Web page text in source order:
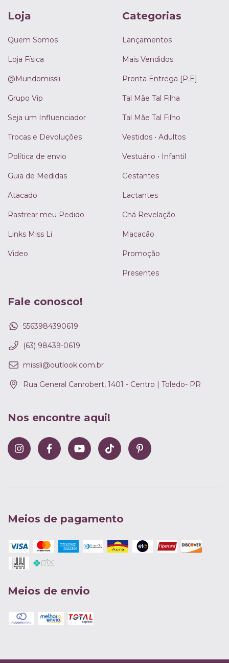
Loja
Quem Somos
Loja Física
@Mundomissli
Grupo Vip
Seja um Influenciador
Trocas e Devoluções
Política de envio
Guia de Medidas
Atacado
Rastrear meu Pedido
Links Miss Li
Video
Categorias
Lançamentos
Mais Vendidos
Pronta Entrega [P.E]
Tal Mãe Tal Filha
Tal Mãe Tal Filho
Vestidos • Adultos
Vestuário • Infantil
Gestantes
Lactantes
Chá Revelação
Macacão
Promoção
Presentes
Fale conosco!
5563984390619
(63) 98439-0619
missli@outlook.com.br
Rua General Canrobert, 1401 - Centro | Toledo- PR
Nos encontre aqui!
Meios de pagamento
Meios de envio